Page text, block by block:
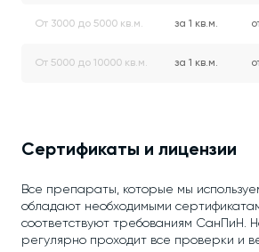
От 3000 до 5000 кв.м. за 1 кв.м.
От 5000 до 10000 кв.м. за 1 кв.м.
Сертификаты и лицензии
Все препараты, которые мы
обладают необходимыми
соответствуют требованиям СанПиН.
регулярно проходит все проверки и